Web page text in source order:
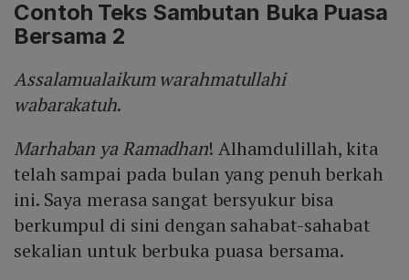
Contoh Teks Sambutan Buka Puasa
Bersama 2
Assalamualaikum warahmatullahi
wabarakatuh.
Marhaban ya Ramadhan! Alhamdulillah, kita
telah sampai pada bulan yang penuh berkah
ini. Saya merasa sangat bersyukur bisa
berkumpul di sini dengan sahabat-sahabat
sekalian untuk berbuka puasa bersama.